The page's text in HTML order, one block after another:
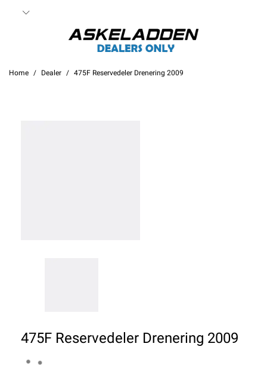
Home Dealer 475F Reservedeler Drenering 2009
475F Reservedeler Drenering 2009